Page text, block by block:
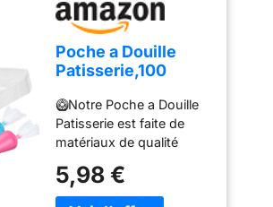
Poche a Douille
Patisserie,100
Jetables, Poches à
Douille
Professionnelles,
Poches à Douille
Jetables pour
Pâtisserie,Très
🥝Notre Poche a Douille
Patisserie est faite de
matériaux de qualité
et inodores, sûrs et sains
stables, durables,
5,98 €